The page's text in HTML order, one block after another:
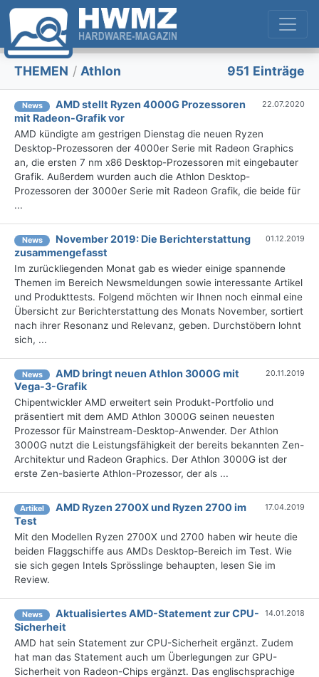
THEMEN / Athlon 951 Einträge
News
AMD stellt Ryzen 4000G Prozessoren
mit Radeon-Grafik vor
22.07.2020
AMD kündigte am gestrigen Dienstag die neuen Ryzen
Desktop-Prozessoren der 4000er Serie mit Radeon Graphics
an, die ersten 7 nm x86 Desktop-Prozessoren mit eingebauter
Grafik. Außerdem wurden auch die Athlon Desktop-
Prozessoren der 3000er Serie mit Radeon Grafik, die beide für
...
News
November 2019: Die Berichterstattung
zusammengefasst
01.12.2019
Im zurückliegenden Monat gab es wieder einige spannende
Themen im Bereich Newsmeldungen sowie interessante Artikel
und Produkttests. Folgend möchten wir Ihnen noch einmal eine
Übersicht zur Berichterstattung des Monats November, sortiert
nach ihrer Resonanz und Relevanz, geben. Durchstöbern lohnt
sich, ...
News
AMD bringt neuen Athlon 3000G mit
Vega-3-Grafik
20.11.2019
Chipentwickler AMD erweitert sein Produkt-Portfolio und
präsentiert mit dem AMD Athlon 3000G seinen neuesten
Prozessor für Mainstream-Desktop-Anwender. Der Athlon
3000G nutzt die Leistungsfähigkeit der bereits bekannten Zen-
Architektur und Radeon Graphics. Der Athlon 3000G ist der
erste Zen-basierte Athlon-Prozessor, der als ...
Artikel
AMD Ryzen 2700X und Ryzen 2700 im
Test
17.04.2019
Mit den Modellen Ryzen 2700X und 2700 haben wir heute die
beiden Flaggschiffe aus AMDs Desktop-Bereich im Test. Wie
sie sich gegen Intels Sprösslinge behaupten, lesen Sie im
Review.
News
Aktualisiertes AMD-Statement zur CPU-
Sicherheit
14.01.2018
AMD hat sein Statement zur CPU-Sicherheit ergänzt. Zudem
hat man das Statement auch um Überlegungen zur GPU-
Sicherheit von Radeon-Chips ergänzt. Das englischsprachige